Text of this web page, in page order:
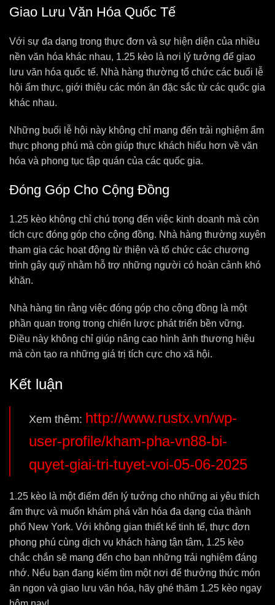
Giao Lưu Văn Hóa Quốc Tế
Với sự đa dạng trong thực đơn và sự hiện diện của nhiều
nền văn hóa khác nhau, 1.25 kèo là nơi lý tưởng để giao
lưu văn hóa quốc tế. Nhà hàng thường tổ chức các buổi lễ
hội ẩm thực, giới thiệu các món ăn đặc sắc từ các quốc gia
khác nhau.
Những buổi lễ hội này không chỉ mang đến trải nghiệm ẩm
thực phong phú mà còn giúp thực khách hiểu hơn về văn
hóa và phong tục tập quán của các quốc gia.
Đóng Góp Cho Cộng Đồng
1.25 kèo không chỉ chú trọng đến việc kinh doanh mà còn
tích cực đóng góp cho cộng đồng. Nhà hàng thường xuyên
tham gia các hoạt động từ thiện và tổ chức các chương
trình gây quỹ nhằm hỗ trợ những người có hoàn cảnh khó
khăn.
Nhà hàng tin rằng việc đóng góp cho cộng đồng là một
phần quan trọng trong chiến lược phát triển bền vững.
Điều này không chỉ giúp nâng cao hình ảnh thương hiệu
mà còn tạo ra những giá trị tích cực cho xã hội.
Kết luận
Xem thêm: http://www.rustx.vn/wp-
user-profile/kham-pha-vn88-bi-
quyet-giai-tri-tuyet-voi-05-06-2025
1.25 kèo là một điểm đến lý tưởng cho những ai yêu thích
ẩm thực và muốn khám phá văn hóa đa dạng của thành
phố New York. Với không gian thiết kế tinh tế, thực đơn
phong phú cùng dịch vụ khách hàng tận tâm, 1.25 kèo
chắc chắn sẽ mang đến cho bạn những trải nghiệm đáng
nhớ. Nếu bạn đang kiếm tìm một nơi để thưởng thức món
ăn ngon và giao lưu văn hóa, hãy ghé thăm 1.25 kèo ngay